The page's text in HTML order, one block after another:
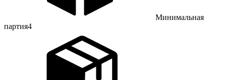
Минимальная
партия4